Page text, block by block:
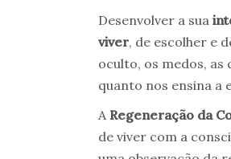
Desenvolver a sua
viver, de escolher e
oculto, os medos,
quanto nos ensina
ARegeneração da
de viver com a